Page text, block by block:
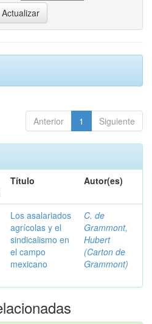
Anterior 1 Siguiente
Título Autor(es)
Los asalariados
agrícolas y el
sindicalismo en
el campo
mexicano
C. de
Grammont,
Hubert
(Carton de
Grammont)